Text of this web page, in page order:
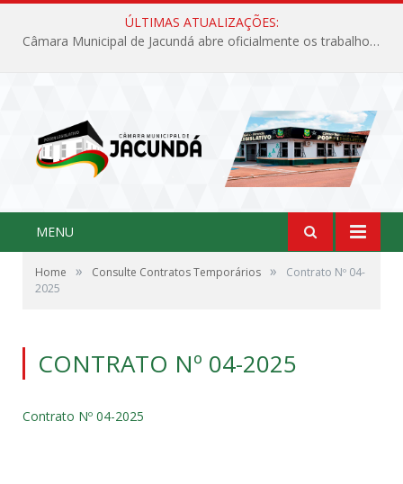
ÚLTIMAS ATUALIZAÇÕES:
Câmara Municipal de Jacundá abre oficialmente os trabalhos legislativos de 2026
MENU
Home » Consulte Contratos Temporários »
Contrato Nº 04-
2025
CONTRATO Nº 04-2025
Contrato Nº 04-2025